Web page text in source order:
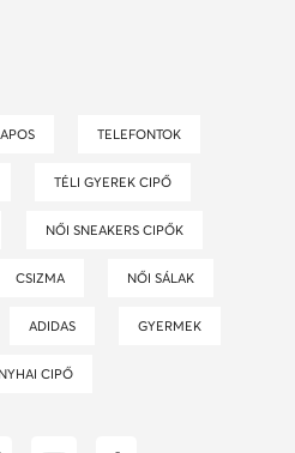
LAPOS TELEFONTOK
TÉLI GYEREK CIPŐ
NŐI SNEAKERS CIPŐK
CSIZMA NŐI SÁLAK
ADIDAS GYERMEK
CIPŐ